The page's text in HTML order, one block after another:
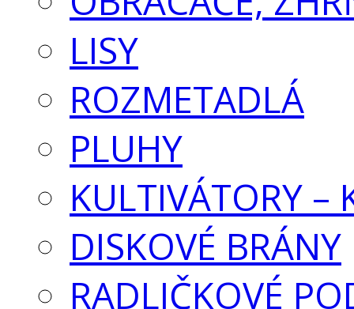
LISY
ROZMETADLÁ
PLUHY
KULTIVÁTORY –
DISKOVÉ BRÁNY
RADLIČKOVÉ